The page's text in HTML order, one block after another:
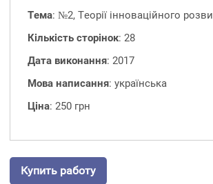
Тема: №2, Теорії інноваційного
Кількість сторінок: 28
Дата виконання: 2017
Мова написання: українська
Ціна: 250 грн
Купить работу